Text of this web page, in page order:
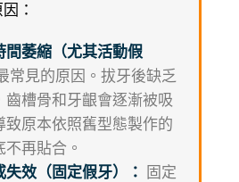
：
間萎縮（尤其活動假
常見的原因。拔牙後缺乏
齒槽骨和牙齦會逐漸被吸
致原本依照舊型態製作的
再貼合。
效（固定假牙）：
固定